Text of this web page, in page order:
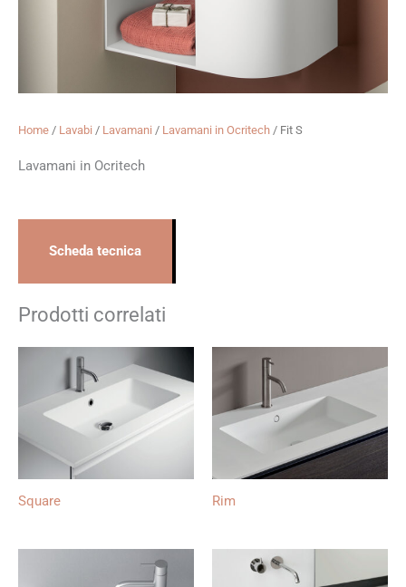
Home / Lavabi / Lavamani / Lavamani in Ocritech / Fit S
Lavamani in Ocritech
Scheda tecnica
Prodotti correlati
Square Rim